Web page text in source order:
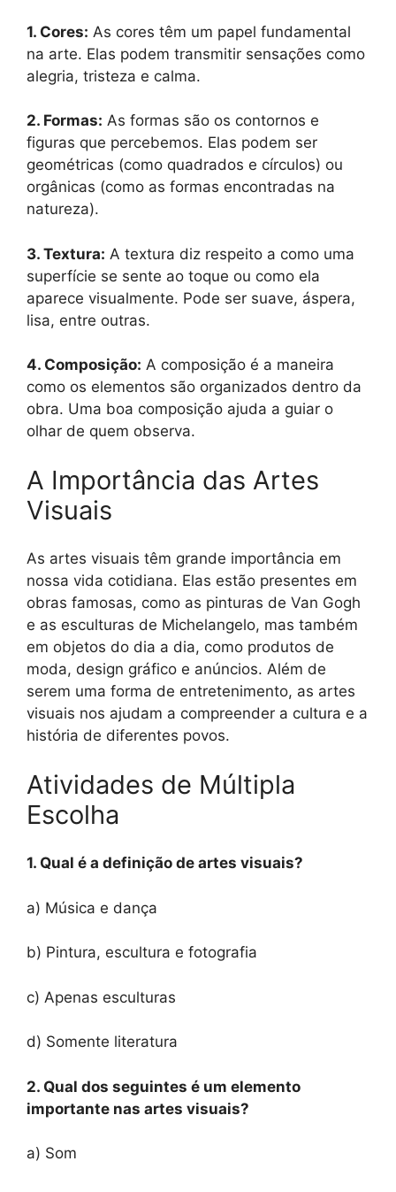
1. Cores: As cores têm um papel fundamental
na arte. Elas podem transmitir sensações como
alegria, tristeza e calma.
2. Formas: As formas são os contornos e
figuras que percebemos. Elas podem ser
geométricas (como quadrados e círculos) ou
orgânicas (como as formas encontradas na
natureza).
3. Textura: A textura diz respeito a como uma
superfície se sente ao toque ou como ela
aparece visualmente. Pode ser suave, áspera,
lisa, entre outras.
4. Composição: A composição é a maneira
como os elementos são organizados dentro da
obra. Uma boa composição ajuda a guiar o
olhar de quem observa.
A Importância das Artes
Visuais
As artes visuais têm grande importância em
nossa vida cotidiana. Elas estão presentes em
obras famosas, como as pinturas de Van Gogh
e as esculturas de Michelangelo, mas também
em objetos do dia a dia, como produtos de
moda, design gráfico e anúncios. Além de
serem uma forma de entretenimento, as artes
visuais nos ajudam a compreender a cultura e a
história de diferentes povos.
Atividades de Múltipla
Escolha
1. Qual é a definição de artes visuais?
a) Música e dança
b) Pintura, escultura e fotografia
c) Apenas esculturas
d) Somente literatura
2. Qual dos seguintes é um elemento
importante nas artes visuais?
a) Som